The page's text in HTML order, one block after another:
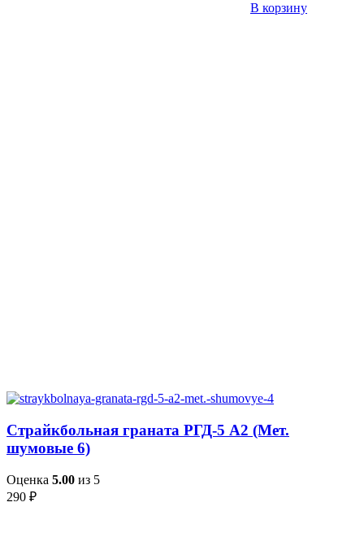
В корзину
Страйкбольная граната РГД-5 А2 (Мет.
шумовые 6)
Оценка 5.00 из 5
290 ₽